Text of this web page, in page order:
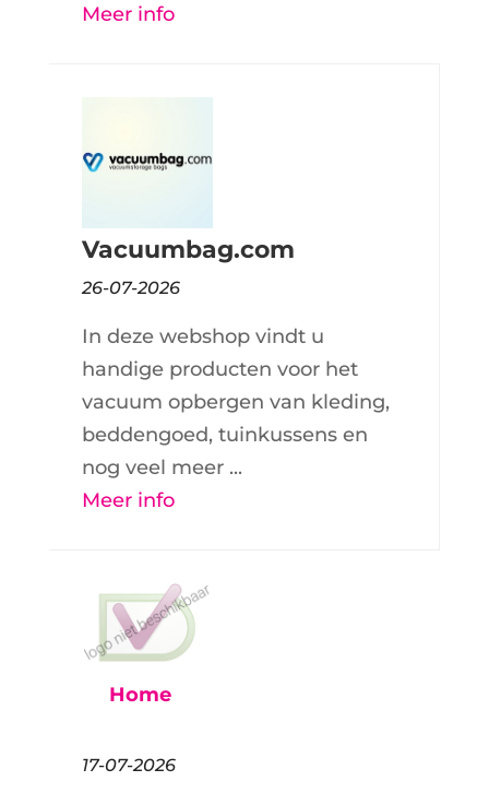
Meer info
Vacuumbag.com
26-07-2026
In deze webshop vindt u
handige producten voor het
vacuum opbergen van kleding,
beddengoed, tuinkussens en
nog veel meer ...
Meer info
Home
17-07-2026